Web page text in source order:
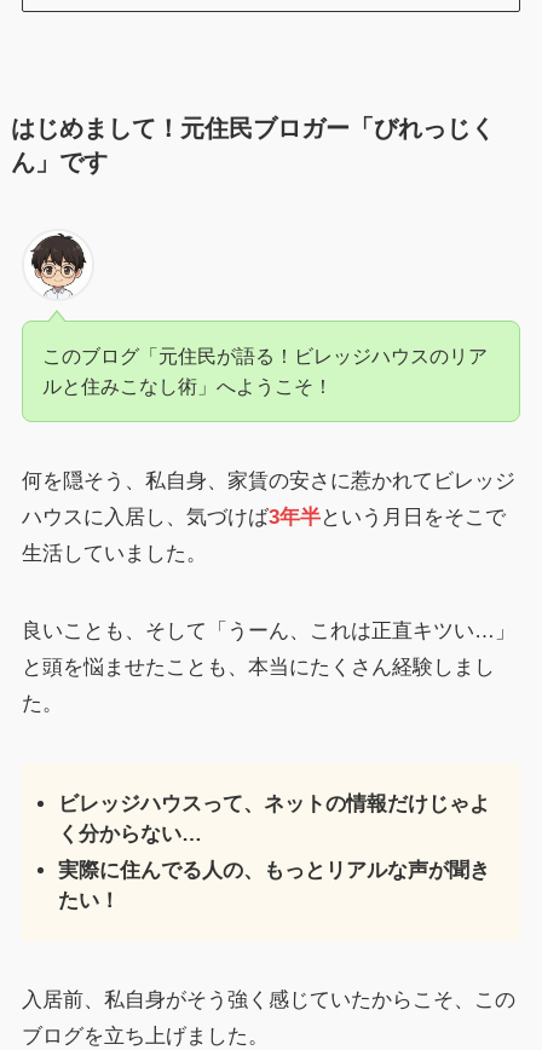
はじめまして！元住民ブロガー「びれっじく
ん」です
このブログ「元住民が語る！ビレッジハウスのリア
ルと住みこなし術」へようこそ！
何を隠そう、私自身、家賃の安さに惹かれてビレッジ
ハウスに入居し、気づけば3年半という月日をそこで
生活していました。
良いことも、そして「うーん、これは正直キツい…」
と頭を悩ませたことも、本当にたくさん経験しまし
た。
ビレッジハウスって、ネットの情報だけじゃよ
く分からない…
実際に住んでる人の、もっとリアルな声が聞き
たい！
入居前、私自身がそう強く感じていたからこそ、この
ブログを立ち上げました。